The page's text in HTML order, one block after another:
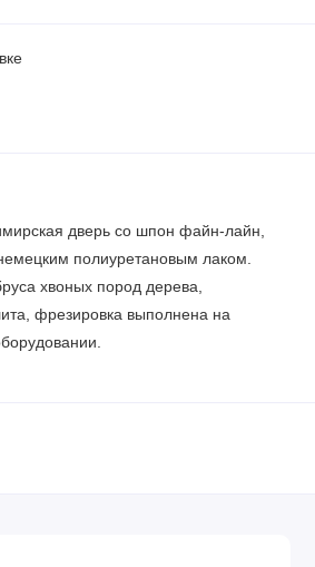
дверь со шпон файн-лайн,
полиуретановым лаком.
хвоных пород дерева,
фрезировка выполнена на